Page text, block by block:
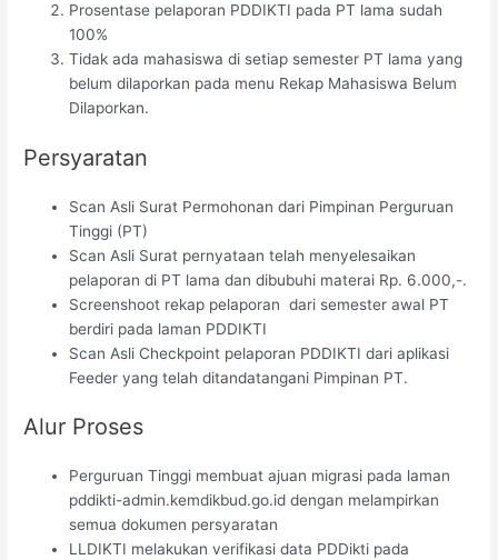
Prosentase pelaporan PDDIKTI pada PT lama sudah
100%
Tidak ada mahasiswa di setiap semester PT lama yang
belum dilaporkan pada menu Rekap Mahasiswa Belum
Dilaporkan.
Persyaratan
Scan Asli Surat Permohonan dari Pimpinan Perguruan
Tinggi (PT)
Scan Asli Surat pernyataan telah menyelesaikan
pelaporan di PT lama dan dibubuhi materai Rp. 6.000,-.
Screenshoot rekap pelaporan dari semester awal PT
berdiri pada laman PDDIKTI
Scan Asli Checkpoint pelaporan PDDIKTI dari aplikasi
Feeder yang telah ditandatangani Pimpinan PT.
Alur Proses
Perguruan Tinggi membuat ajuan migrasi pada laman
pddikti-admin.kemdikbud.go.id dengan melampirkan
semua dokumen persyaratan
LLDIKTI melakukan verifikasi data PDDikti pada